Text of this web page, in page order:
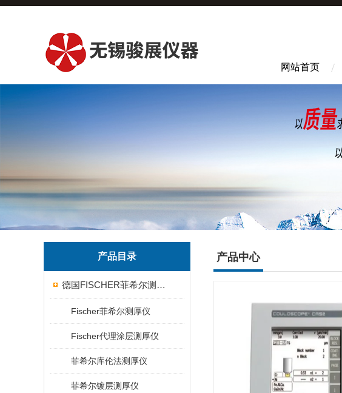
网站首页
产品目录
德国FISCHER菲希尔测厚仪
Fischer菲希尔测厚仪
Fischer代理涂层测厚仪
菲希尔库伦法测厚仪
菲希尔镀层测厚仪
产品中心